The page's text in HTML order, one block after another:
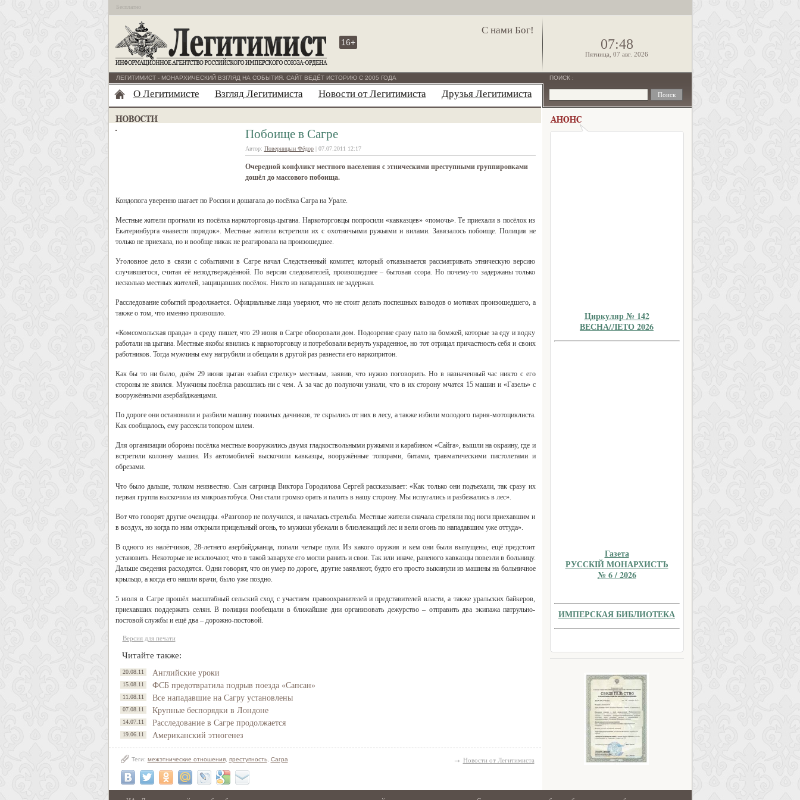
Бесплатно
С нами Бог!
16+ 07:48
Пятница, 07 авг. 2026
ЛЕГИТИМИСТ - МОНАРХИЧЕСКИЙ ВЗГЛЯД НА СОБЫТИЯ. САЙТ ВЕДЁТ ИСТОРИЮ С 2005 ГОДА
О Легитимисте Взгляд Легитимиста Новости от Легитимиста Друзья Легитимиста
Побоище в Сагре
Автор: Поверницын Фёдор| 07.07.2011 12:17
Очередной конфликт местного населения с этническими преступными группировками
дошёл до массового побоища.
Кондопога уверенно шагает по России и дошагала до посёлка Сагра на Урале.
Местные жители прогнали из посёлка наркоторговца-цыгана. Наркоторговцы попросили «кавказцев» «помочь». Те приехали в посёлок из
Екатеринбурга «навести порядок». Местные жители встретили их с охотничьими ружьями и вилами. Завязалось побоище. Полиция не
только не приехала, но и вообще никак не реагировала на произошедшее.
Уголовное дело в связи с событиями в Сагре начал Следственный комитет, который отказывается рассматривать этническую версию
случившегося, считая её неподтверждённой. По версии следователей, произошедшее – бытовая ссора. Но почему-то задержаны только
несколько местных жителей, защищавших посёлок. Никто из нападавших не задержан.
Расследование событий продолжается. Официальные лица уверяют, что не стоит делать поспешных выводов о мотивах произошедшего, а
также о том, что именно произошло.
«Комсомольская правда» в среду пишет, что 29 июня в Сагре обворовали дом. Подозрение сразу пало на бомжей, которые за еду и водку
работали на цыгана. Местные якобы явились к наркоторговцу и потребовали вернуть украденное, но тот отрицал причастность себя и своих
работников. Тогда мужчины ему нагрубили и обещали в другой раз разнести его наркопритон.
Как бы то ни было, днём 29 июня цыган «забил стрелку» местным, заявив, что нужно поговорить. Но в назначенный час никто с его
стороны не явился. Мужчины посёлка разошлись ни с чем. А за час до полуночи узнали, что в их сторону мчатся 15 машин и «Газель» с
вооружёнными азербайджанцами.
По дороге они остановили и разбили машину пожилых дачников, те скрылись от них в лесу, а также избили молодого парня-мотоциклиста.
Как сообщалось, ему рассекли топором шлем.
Для организации обороны посёлка местные вооружились двумя гладкоствольными ружьями и карабином «Сайга», вышли на окраину, где и
встретили колонну машин. Из автомобилей выскочили кавказцы, вооружённые топорами, битами, травматическими пистолетами и
обрезами.
Что было дальше, толком неизвестно. Сын сагринца Виктора Городилова Сергей рассказывает: «Как только они подъехали, так сразу их
первая группа выскочила из микроавтобуса. Они стали громко орать и палить в нашу сторону. Мы испугались и разбежались в лес».
Вот что говорят другие очевидцы. «Разговор не получился, и началась стрельба. Местные жители сначала стреляли под ноги приехавшим и
в воздух, но когда по ним открыли прицельный огонь, то мужики убежали в близлежащий лес и вели огонь по нападавшим уже оттуда».
В одного из налётчиков, 28-летнего азербайджанца, попали четыре пули. Из какого оружия и кем они были выпущены, ещё предстоит
установить. Некоторые не исключают, что в такой заварухе его могли ранить и свои. Так или иначе, раненого кавказцы повезли в больницу.
Дальше сведения расходятся. Одни говорят, что он умер по дороге, другие заявляют, будто его просто выкинули из машины на больничное
крыльцо, а когда его нашли врачи, было уже поздно.
5 июля в Сагре прошёл масштабный сельский сход с участием правоохранителей и представителей власти, а также уральских байкеров,
приехавших поддержать селян. В полиции пообещали в ближайшие дни организовать дежурство – отправить два экипажа патрульно-
постовой службы и ещё два – дорожно-постовой.
Версия для печати
Читайте также:
20.08.11 Английские уроки
15.08.11 ФСБ предотвратила подрыв поезда «Сапсан»
11.08.11 Все нападавшие на Сагру установлены
07.08.11 Крупные беспорядки в Лондоне
14.07.11 Расследование в Сагре продолжается
19.06.11 Американский этногенез
Теги: межэтнические отношения, преступность, Сагра → Новости от Легитимиста
ПОИСК :
Циркуляр № 142
ВЕСНА/ЛЕТО 2026
Газета
РУССКIЙ МОНАРХИСТЪ
№ 6 / 2026
ИМПЕРСКАЯ БИБЛИОТЕКА